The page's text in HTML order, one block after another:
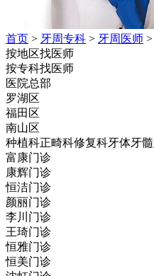
首页 > 牙周专科 > 牙周医师 >
按地区找医师
按专科找医师
医院总部
罗湖区
福田区
南山区
种植科正畸科修复科牙体牙髓
富康门诊
康辉门诊
恒洁门诊
颜丽门诊
李川门诊
王琦门诊
恒雅门诊
恒美门诊